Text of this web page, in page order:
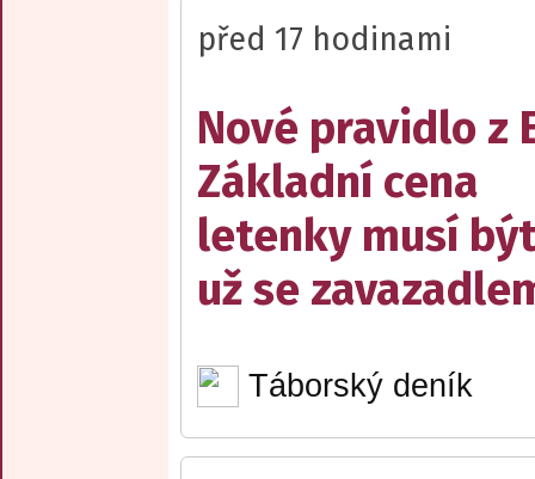
před 17 hodinami
Nové pravidlo z
Základní cena
letenky musí
už se
Táborský deník